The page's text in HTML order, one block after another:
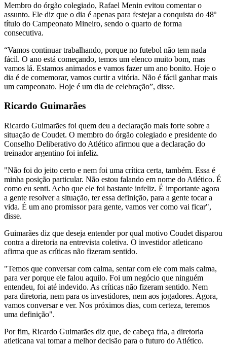
Membro do órgão colegiado, Rafael Menin evitou comentar o
assunto. Ele diz que o dia é apenas para festejar a conquista do 48º
título do Campeonato Mineiro, sendo o quarto de forma
consecutiva.
“Vamos continuar trabalhando, porque no futebol não tem nada
fácil. O ano está começando, temos um elenco muito bom, mas
vamos lá. Estamos animados e vamos fazer um ano bonito. Hoje o
dia é de comemorar, vamos curtir a vitória. Não é fácil ganhar mais
um campeonato. Hoje é um dia de celebração”, disse.
Ricardo Guimarães
Ricardo Guimarães foi quem deu a declaração mais forte sobre a
situação de Coudet. O membro do órgão colegiado e presidente do
Conselho Deliberativo do Atlético afirmou que a declaração do
treinador argentino foi infeliz.
"Não foi do jeito certo e nem foi uma crítica certa, também. Essa é
minha posição particular. Não estou falando em nome do Atlético. É
como eu senti. Acho que ele foi bastante infeliz. É importante agora
a gente resolver a situação, ter essa definição, para a gente tocar a
vida. É um ano promissor para gente, vamos ver como vai ficar",
disse.
Guimarães diz que deseja entender por qual motivo Coudet disparou
contra a diretoria na entrevista coletiva. O investidor atleticano
afirma que as críticas não fizeram sentido.
"Temos que conversar com calma, sentar com ele com mais calma,
para ver porque ele falou aquilo. Foi um negócio que ninguém
entendeu, foi até indevido. As críticas não fizeram sentido. Nem
para diretoria, nem para os investidores, nem aos jogadores. Agora,
vamos conversar e ver. Nos próximos dias, com certeza, teremos
uma definição".
Por fim, Ricardo Guimarães diz que, de cabeça fria, a diretoria
atleticana vai tomar a melhor decisão para o futuro do Atlético.